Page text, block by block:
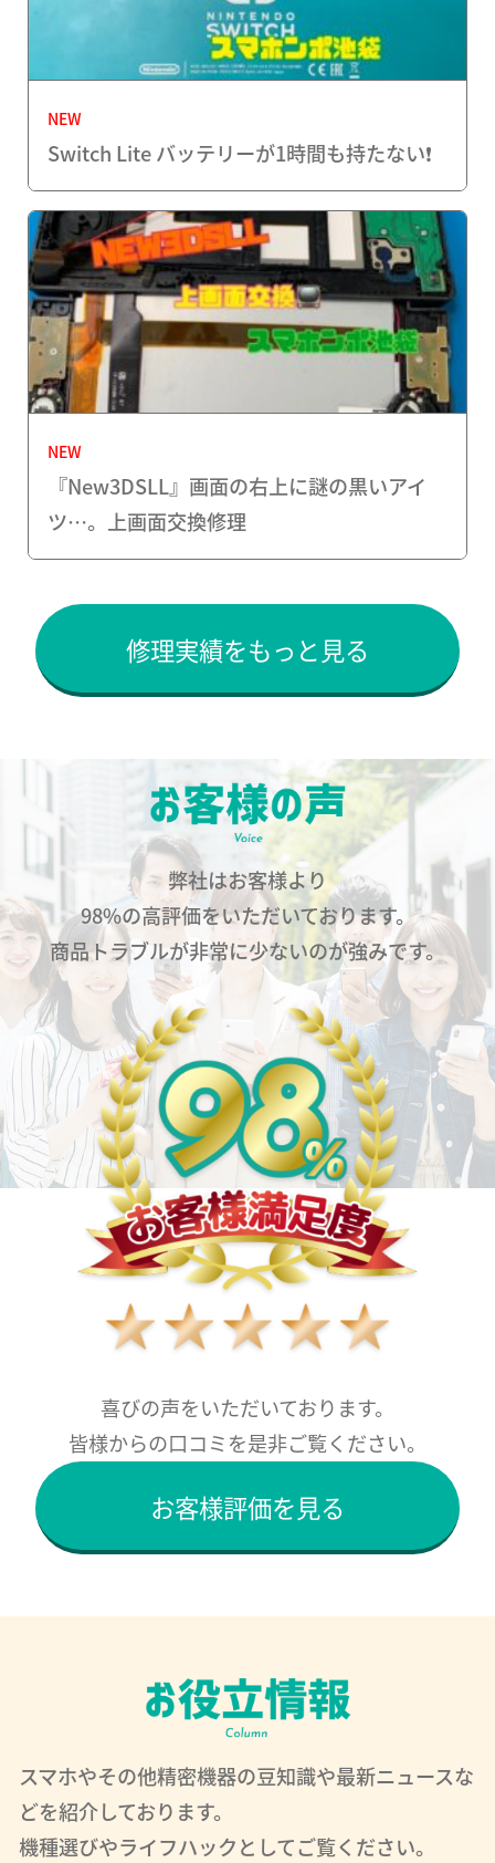
NEW
Switch Lite バッテリーが1時間も持たない❗️
NEW
『New3DSLL』画面の右上に謎の黒いアイ
ツ…。上画面交換修理
修理実績をもっと見る
弊社はお客様より
98%の高評価をいただいております。
商品トラブルが非常に少ないのが強みです。
喜びの声をいただいております。
皆様からの口コミを是非ご覧ください。
お客様評価を見る
スマホやその他精密機器の豆知識や最新ニュースな
どを紹介しております。
機種選びやライフハックとしてご覧ください。